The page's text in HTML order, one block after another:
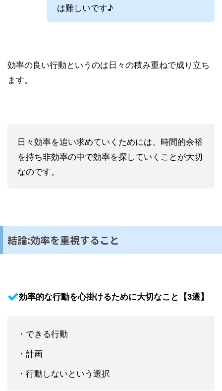
は難しいです♪
効率の良い行動というのは日々の積み重ねで成り立ち
ます。
日々効率を追い求めていくためには、時間的余裕
を持ち非効率の中で効率を探していくことが大切
なのです。
結論:効率を重視すること
効率的な行動を心掛けるために大切なこと【3選】
・できる行動
・計画
・行動しないという選択